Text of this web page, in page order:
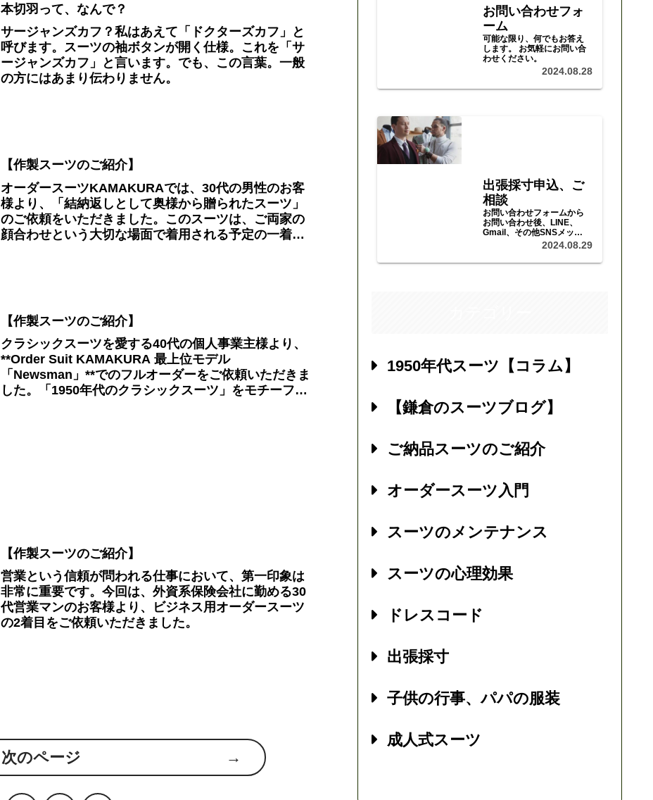
本切羽って、なんで？
サージャンズカフ？私はあえて「ドクターズカフ」と
呼びます。スーツの袖ボタンが開く仕様。これを「サ
ージャンズカフ」と言います。でも、この言葉。一般
の方にはあまり伝わりません。
【作製スーツのご紹介】
オーダースーツKAMAKURAでは、30代の男性のお客
様より、「結納返しとして奥様から贈られたスーツ」
のご依頼をいただきました。このスーツは、ご両家の
顔合わせという大切な場面で着用される予定の一着。
【作製スーツのご紹介】
クラシックスーツを愛する40代の個人事業主様より、
**Order Suit KAMAKURA 最上位モデル
「Newsman」**でのフルオーダーをご依頼いただきま
した。「1950年代のクラシックスーツ」をモチーフに
【作製スーツのご紹介】
営業という信頼が問われる仕事において、第一印象は
非常に重要です。今回は、外資系保険会社に勤める30
代営業マンのお客様より、ビジネス用オーダースーツ
の2着目をご依頼いただきました。
次のページ
お問い合わせフォ
ーム
可能な限り、何でもお答え
します。 お気軽にお問い合
わせください。
2024.08.28
出張採寸申込、ご
相談
お問い合わせフォームから
お問い合わせ後、LINE、
Gmail、その他SNSメッセ
ージ等で、ご予算、ご希望
をお聞かせいただき、日程
等をご調整の上、採寸、ご
2024.08.29
1950年代スーツ【コラム】
【鎌倉のスーツブログ】
ご納品スーツのご紹介
オーダースーツ入門
スーツのメンテナンス
スーツの心理効果
ドレスコード
出張採寸
子供の行事、パパの服装
成人式スーツ